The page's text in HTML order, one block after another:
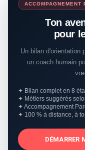
ACCOMPAGNEMENT
Ton
pour
Un bilan d'orientation
un coach humain
✦ Bilan complet en 8
✦ Métiers suggérés
✦ Accompagnement
✦ 100 % à distance, à
DÉMARRER